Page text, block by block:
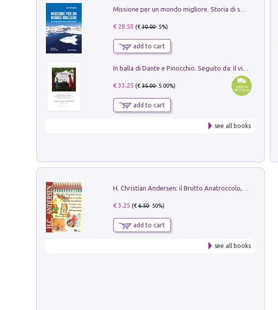
€ 28.50 (€30.00- 5%)
add to cart
€ 33.25 (€35.00- 5.00%)
add to cart
see all books
€ 3.25 (€6.50- 50%)
add to cart
see all books